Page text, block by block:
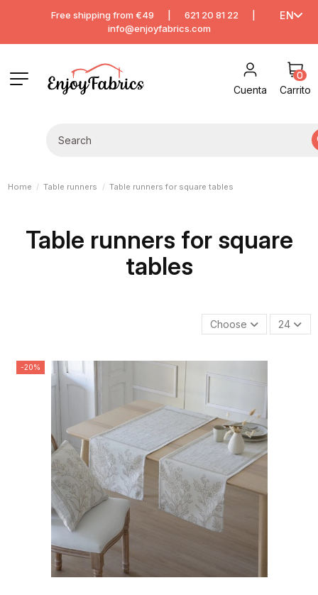
Free shipping from €49 621 20 81 22
info@enjoyfabrics.com
EN
Cuenta
0
Carrito
Home Table runners Table runners for square tables
Table runners for square
tables
Choose 24
-20%